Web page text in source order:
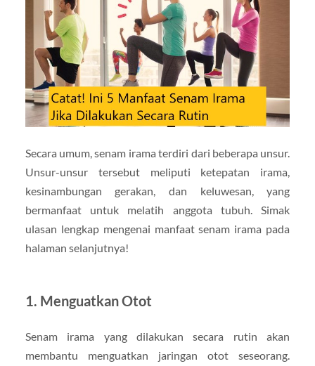
Secara umum, senam irama terdiri dari beberapa unsur.
Unsur-unsur tersebut meliputi ketepatan irama,
kesinambungan gerakan, dan keluwesan, yang
bermanfaat untuk melatih anggota tubuh. Simak
ulasan lengkap mengenai manfaat senam irama pada
halaman selanjutnya!
1. Menguatkan Otot
Senam irama yang dilakukan secara rutin akan
membantu menguatkan jaringan otot seseorang.